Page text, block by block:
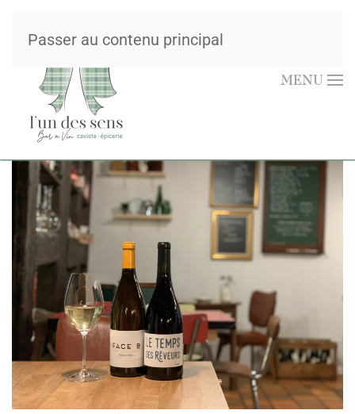
Passer au contenu principal
MENU